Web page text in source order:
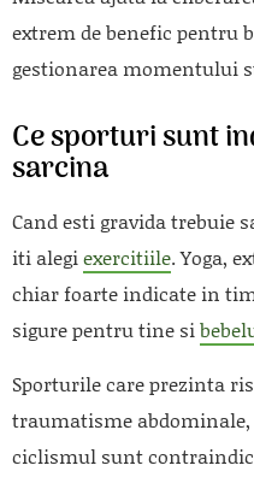
extrem de benefic pentru
gestionarea momentului
Ce sporturi sunt
sarcina
Cand esti gravida trebuie
iti alegiexercitiile. Yoga,
chiar foarte indicate in
sigure pentru tine si
Sporturile care prezinta
traumatisme
ciclismul sunt